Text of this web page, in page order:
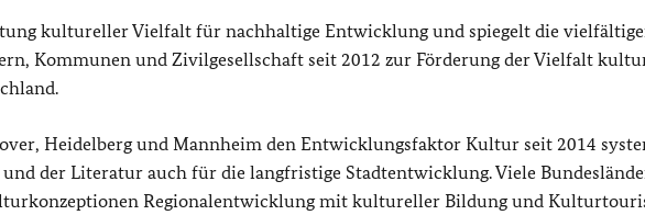
kultureller Vielfalt für nachhaltige Entwicklung und spiegelt die
Kommunen und Zivilgesellschaft seit 2012 zur Förderung der Vielfalt
Heidelberg und Mannheim den Entwicklungsfaktor Kultur seit 2014
der Literatur auch für die langfristige Stadtentwicklung. Viele
Regionalentwicklung mit kultureller Bildung und